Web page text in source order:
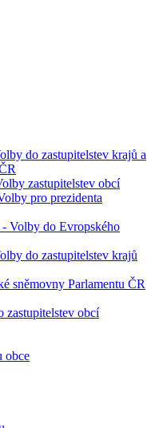
do zastupitelstev krajů a
zastupitelstev obcí
pro prezidenta
Volby do Evropského
do zastupitelstev krajů
sněmovny Parlamentu ČR
zastupitelstev obcí
obce